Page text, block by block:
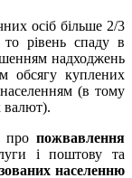
осіб більше 2/3
рівень спаду в
надходжень
обсягу куплених
(в тому
валют).
про пожвавлення
і поштову та
населенню